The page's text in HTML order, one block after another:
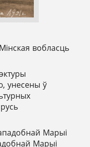
вобласць
унесены ў
Марыі
Марыі